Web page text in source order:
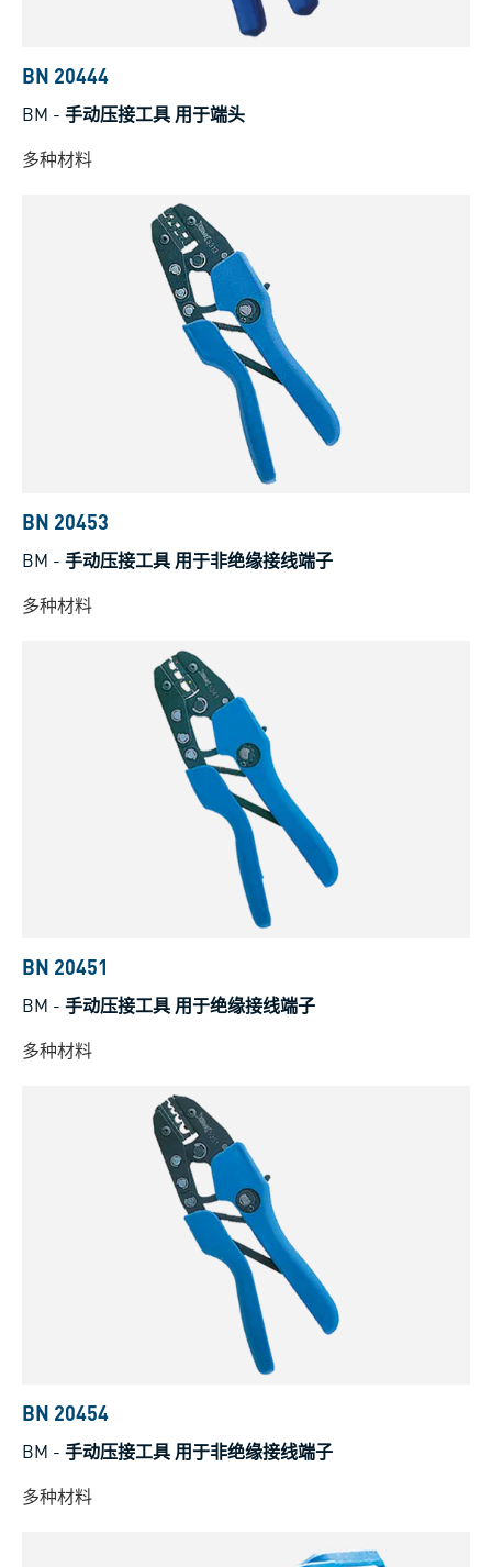
BN 20444
BM - 手动压接工具 用于端头
多种材料
BN 20453
BM - 手动压接工具 用于非绝缘接线端子
多种材料
BN 20451
BM - 手动压接工具 用于绝缘接线端子
多种材料
BN 20454
BM - 手动压接工具 用于非绝缘接线端子
多种材料